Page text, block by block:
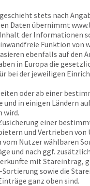
stets nach
Daten übernimmt
der Informationen
Funktion von
ebenfalls auf den
in Europa die
bei der jeweiligen
oder ab einer
in einigen Ländern
wird.
einer
und Vertrieben von
Nutzer wählbaren
und nach ggf.
mit Stareintrag,
sowie die
ganz oben sind.